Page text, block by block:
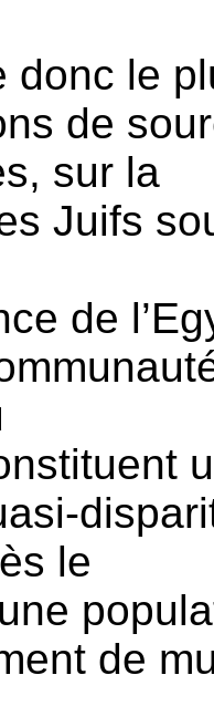
donc le
de
sur la
Juifs
de
le
de